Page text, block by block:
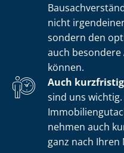
nicht
sondern den
auch besondere
können.
Auch
sind uns
nehmen auch
ganz nach Ihren